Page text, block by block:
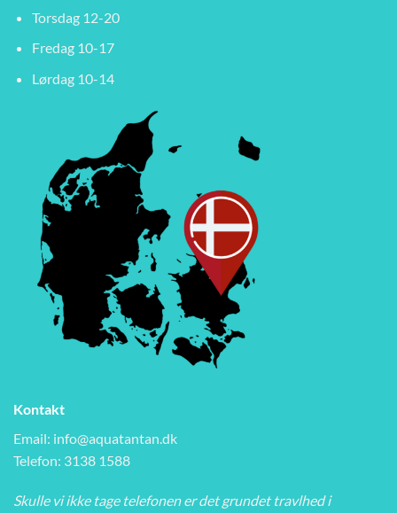
Torsdag 12-20
Fredag 10-17
Lørdag 10-14
Kontakt
Email: info@aquatantan.dk
Telefon: 3138 1588
Skulle vi ikke tage telefonen er det grundet travlhed i